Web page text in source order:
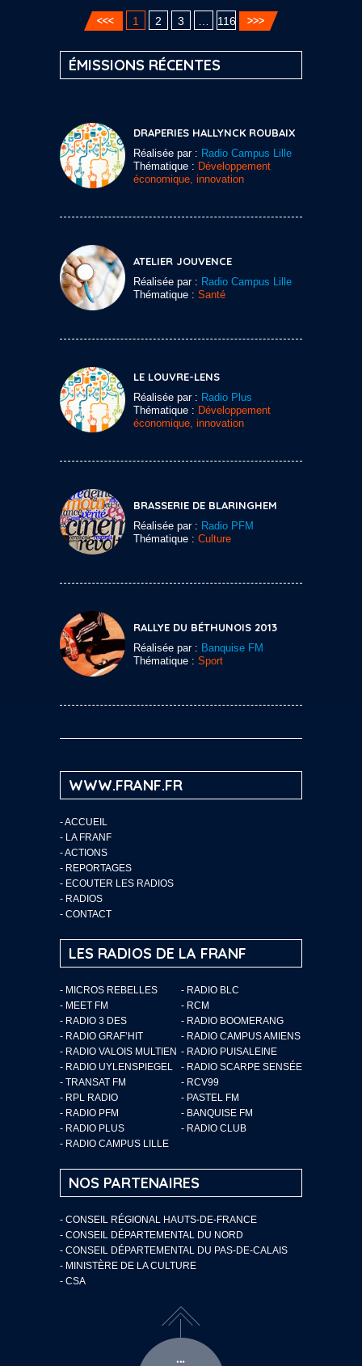
1 2 3 116
ÉMISSIONS RÉCENTES
DRAPERIES HALLYNCK ROUBAIX
Réalisée par : Radio Campus Lille
Thématique : Développement
économique, innovation
ATELIER JOUVENCE
Réalisée par : Radio Campus Lille
Thématique : Santé
LE LOUVRE-LENS
Réalisée par : Radio Plus
Thématique : Développement
économique, innovation
BRASSERIE DE BLARINGHEM
Réalisée par : Radio PFM
Thématique : Culture
RALLYE DU BÉTHUNOIS 2013
Réalisée par : Banquise FM
Thématique : Sport
WWW.FRANF.FR
-ACCUEIL
- LA FRANF
-ACTIONS
- REPORTAGES
- ECOUTER LES RADIOS
- RADIOS
- CONTACT
LES RADIOS DE LA FRANF
- MICROS REBELLES
- RADIO BLC
- MEET FM
- RCM
- RADIO 3 DES
- RADIO BOOMERANG
- RADIO GRAF’HIT
- RADIO CAMPUS AMIENS
- RADIO VALOIS MULTIEN - RADIO PUISALEINE
- RADIO UYLENSPIEGEL
- RADIO SCARPE SENSÉE
- TRANSAT FM
- RCV99
- RPL RADIO
- PASTEL FM
- RADIO PFM
- BANQUISE FM
- RADIO PLUS
- RADIO CLUB
- RADIO CAMPUS LILLE
NOS PARTENAIRES
- CONSEIL RÉGIONAL HAUTS-DE-FRANCE
- CONSEIL DÉPARTEMENTAL DU NORD
- CONSEIL DÉPARTEMENTAL DU PAS-DE-CALAIS
- MINISTÈRE DE LA CULTURE
- CSA